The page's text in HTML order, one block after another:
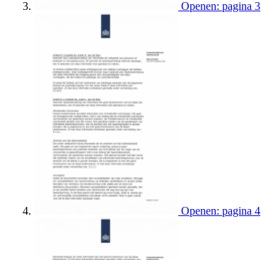
Openen: pagina 3
Openen: pagina 4